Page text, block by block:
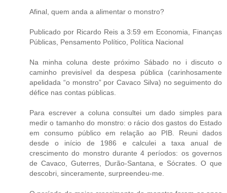
Afinal, quem anda a alimentar o monstro?
Publicado por Ricardo Reis a 3:59 em Economia, Finanças
Públicas, Pensamento Político, Política Nacional
Na minha coluna deste próximo Sábado no i discuto o
caminho previsível da despesa pública (carinhosamente
apelidada “o monstro” por Cavaco Silva) no seguimento do
défice nas contas públicas.
Para escrever a coluna consultei um dado simples para
medir o tamanho do monstro: o rácio dos gastos do Estado
em consumo público em relação ao PIB. Reuni dados
desde o início de 1986 e calculei a taxa anual de
crescimento do monstro durante 4 períodos: os governos
de Cavaco, Guterres, Durão-Santana, e Sócrates. O que
descobri, sinceramente, surpreendeu-me.